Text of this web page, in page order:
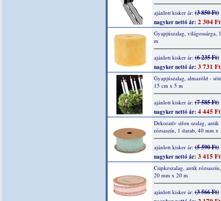
ajánlott kisker ár:(3 850 Ft)
nagyker nettó ár: 2 304 Ft
Gyapjúszalag, világossárga,
m
ajánlott kisker ár:(6 235 Ft)
nagyker nettó ár: 3 731 Ft
Gyapjúszalag, almazöld -
15 cm x 5 m
ajánlott kisker ár:(7 585 Ft)
nagyker nettó ár: 4 445 Ft
Dekoratív sifon szalag, antik
rózsaszín, 1 darab, 40 mm x
ajánlott kisker ár:(5 590 Ft)
nagyker nettó ár: 3 415 Ft
Csipkeszalag, antik
20 mm x 20 m
ajánlott kisker ár:(3 566 Ft)